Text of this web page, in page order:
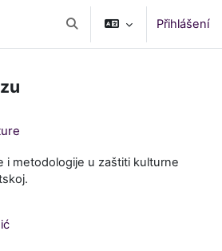
Přepnout vyhledáváníPřihlášení
i metodologije u zaštiti kulturne